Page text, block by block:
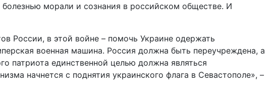
морали и сознания в российском обществе. И
России, в этой войне – помочь Украине одержать
военная машина. Россия должна быть переучреждена, а
патриота единственной целью должна являться
начнется с поднятия украинского флага в Севастополе», –